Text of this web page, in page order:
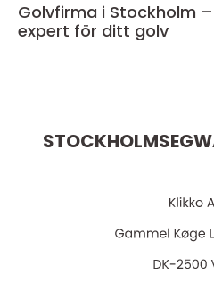
Golvfirma i Stockholm
expert för ditt golv